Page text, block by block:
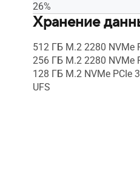
26%
Хранение
512 ГБ M.2 2280 NVMe
256 ГБ M.2 2280 NVMe
128 ГБ M.2 NVMe PCIe
UFS